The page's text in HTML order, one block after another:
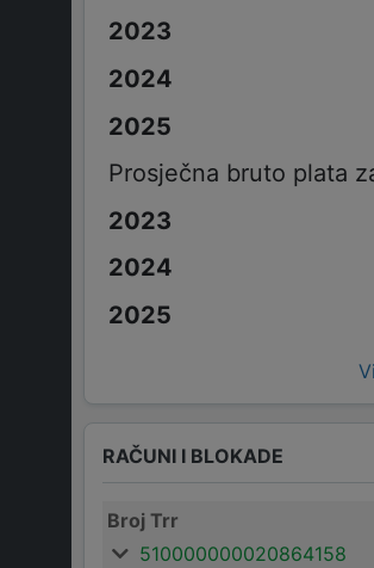
Prosječna bruto plata
RAČUNI I BLOKADE
Broj Trr
510000000020864158